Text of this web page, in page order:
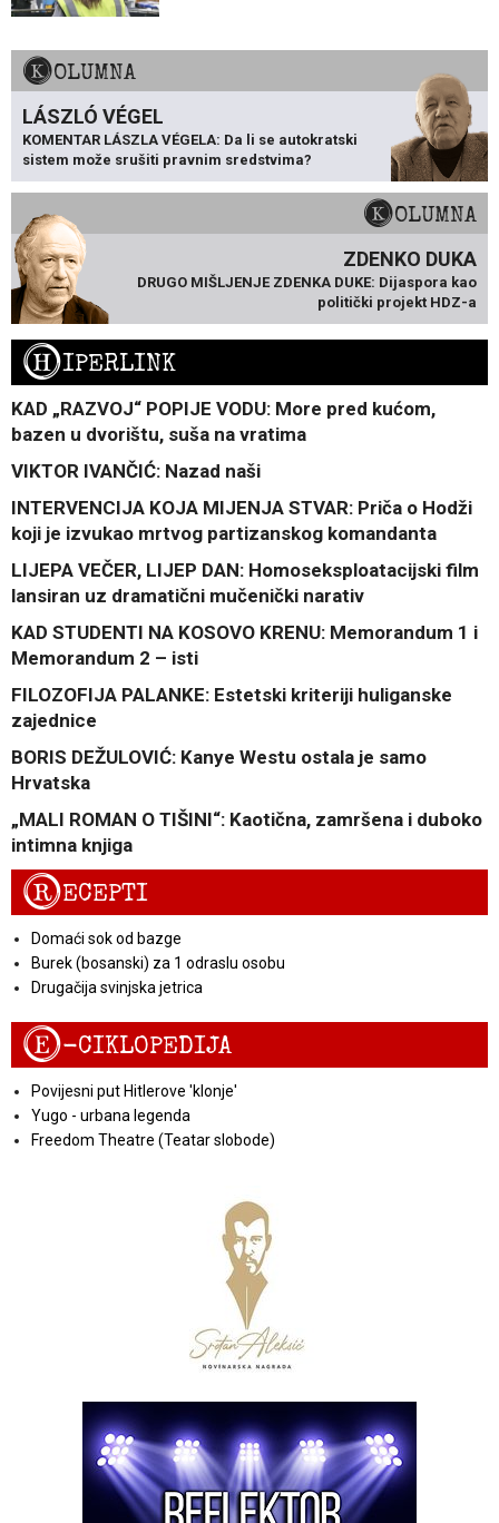
KOLUMNA
LÁSZLÓ VÉGEL
KOMENTAR LÁSZLA VÉGELA: Da li se autokratski
sistem može srušiti pravnim sredstvima?
KOLUMNA
ZDENKO DUKA
DRUGO MIŠLJENJE ZDENKA DUKE: Dijaspora kao
politički projekt HDZ-a
HIPERLINK
KAD „RAZVOJ“ POPIJE VODU: More pred kućom,
bazen u dvorištu, suša na vratima
VIKTOR IVANČIĆ: Nazad naši
INTERVENCIJA KOJA MIJENJA STVAR: Priča o Hodži
koji je izvukao mrtvog partizanskog komandanta
LIJEPA VEČER, LIJEP DAN: Homoseksploatacijski film
lansiran uz dramatični mučenički narativ
KAD STUDENTI NA KOSOVO KRENU: Memorandum 1 i
Memorandum 2 – isti
FILOZOFIJA PALANKE: Estetski kriteriji huliganske
zajednice
BORIS DEŽULOVIĆ: Kanye Westu ostala je samo
Hrvatska
„MALI ROMAN O TIŠINI“: Kaotična, zamršena i duboko
intimna knjiga
RECEPTI
Domaći sok od bazge
Burek (bosanski) za 1 odraslu osobu
Drugačija svinjska jetrica
E-CIKLOPEDIJA
Povijesni put Hitlerove 'klonje'
Yugo - urbana legenda
Freedom Theatre (Teatar slobode)